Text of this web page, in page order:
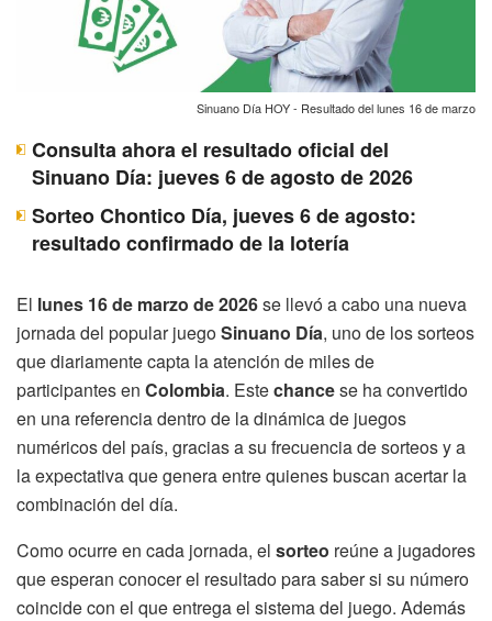
Sinuano Día HOY - Resultado del lunes 16 de marzo
Consulta ahora el resultado oficial del
Sinuano Día: jueves 6 de agosto de 2026
Sorteo Chontico Día, jueves 6 de agosto:
resultado confirmado de la lotería
El lunes 16 de marzo de 2026se llevó a cabo una nueva
jornada del popular juegoSinuano Día, uno de los sorteos
que diariamente capta la atención de miles de
participantes en Colombia. Estechancese ha convertido
en una referencia dentro de la dinámica de juegos
numéricos del país, gracias a su frecuencia de sorteos y a
la expectativa que genera entre quienes buscan acertar la
combinación del día.
Como ocurre en cada jornada, el sorteo reúne a jugadores
que esperan conocer el resultado para saber si su número
coincide con el que entrega el sistema del juego. Además